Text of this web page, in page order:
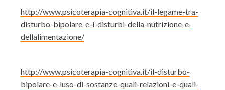
http://www.psicoterapia-cognitiva.it/il-legame-tra-
disturbo-bipolare-e-i-disturbi-della-nutrizione-e-
dellalimentazione/
http://www.psicoterapia-cognitiva.it/il-disturbo-
bipolare-e-luso-di-sostanze-quali-relazioni-e-quali-